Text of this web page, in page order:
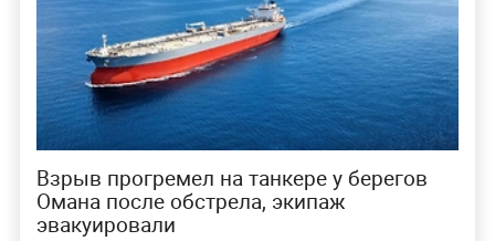
Взрыв прогремел на танкере у берегов
Омана после обстрела, экипаж
эвакуировали